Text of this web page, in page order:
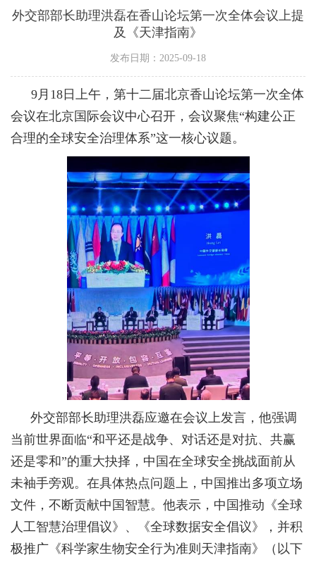
外交部部长助理洪磊在香山论坛第一次全体会议上提
及《天津指南》
发布日期：2025-09-18
9月18日上午，第十二届北京香山论坛第一次全体
会议在北京国际会议中心召开，会议聚焦“构建公正
合理的全球安全治理体系”这一核心议题。
外交部部长助理洪磊应邀在会议上发言，他强调
当前世界面临“和平还是战争、对话还是对抗、共赢
还是零和”的重大抉择，中国在全球安全挑战面前从
未袖手旁观。在具体热点问题上，中国推出多项立场
文件，不断贡献中国智慧。他表示，中国推动《全球
人工智慧治理倡议》、《全球数据安全倡议》，并积
极推广《科学家生物安全行为准则天津指南》（以下